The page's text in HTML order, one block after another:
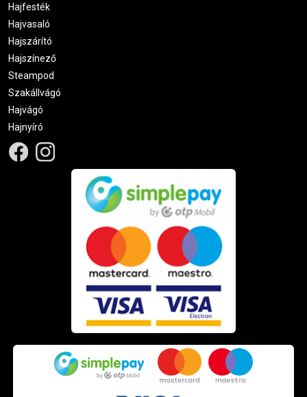
Hajfesték
Hajvasaló
Hajszárító
Hajszínező
Steampod
Szakállvágó
Hajvágó
Hajnyíró